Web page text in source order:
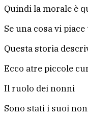
Quindi la morale è
Se una cosa vi
Questa storia
Ecco atre piccole
Il ruolo dei nonni
Sono stati i suoi